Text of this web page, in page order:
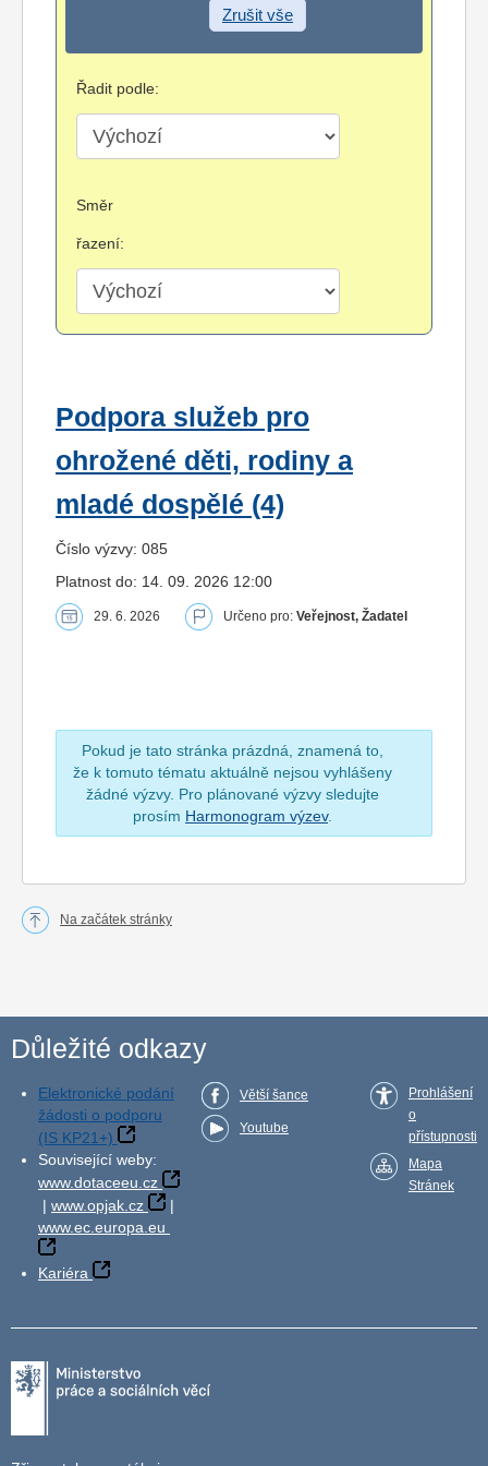
Zrušit vše
Řadit podle:
Směr
řazení:
Podpora služeb pro
ohrožené děti, rodiny a
mladé dospělé (4)
Číslo výzvy: 085
Platnost do: 14. 09. 2026 12:00
29. 6. 2026 Určeno pro: Veřejnost, Žadatel
Pokud je tato stránka prázdná, znamená to,
že k tomuto tématu aktuálně nejsou vyhlášeny
žádné výzvy. Pro plánované výzvy sledujte
prosím Harmonogram výzev.
Na začátek stránky
Důležité odkazy
Elektronické podání
žádosti o podporu
(IS KP21+)
Související weby:
www.dotaceeu.cz
| www.opjak.cz
|
www.ec.europa.eu
Kariéra
Větší šance
Youtube
Prohlášení
o
přístupnosti
Mapa
Stránek